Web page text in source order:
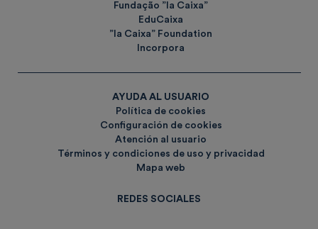
Fundação ”la Caixa”
EduCaixa
”la Caixa” Foundation
Incorpora
AYUDA AL USUARIO
Política de cookies
Configuración de cookies
Atención al usuario
Términos y condiciones de uso y privacidad
Mapa web
REDES SOCIALES